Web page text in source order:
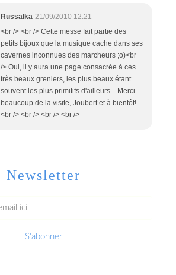
Russalka 21/09/2010 12:21
<br /> <br /> Cette messe fait partie des
petits bijoux que la musique cache dans ses
cavernes inconnues des marcheurs ;o)<br
/> Oui, il y aura une page consacrée à ces
très beaux greniers, les plus beaux étant
souvent les plus primitifs d'ailleurs... Merci
beaucoup de la visite, Joubert et à bientôt!
<br /> <br /> <br /> <br />
Newsletter